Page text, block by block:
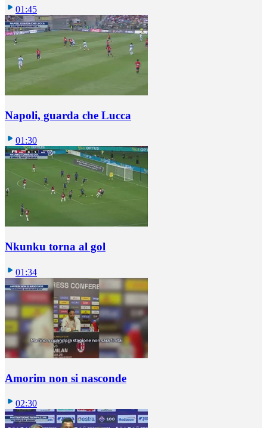
01:45
Napoli, guarda che Lucca
01:30
Nkunku torna al gol
01:34
Amorim non si nasconde
02:30